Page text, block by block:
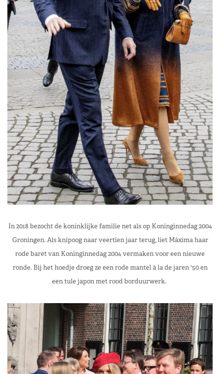
In 2018 bezocht de koninklijke familie net als op Koninginnedag 2004
Groningen. Als knipoog naar veertien jaar terug, liet Máxima haar
rode baret van Koninginnedag 2004 vermaken voor een nieuwe
ronde. Bij het hoedje droeg ze een rode mantel à la de jaren '50 en
een tule japon met rood borduurwerk.